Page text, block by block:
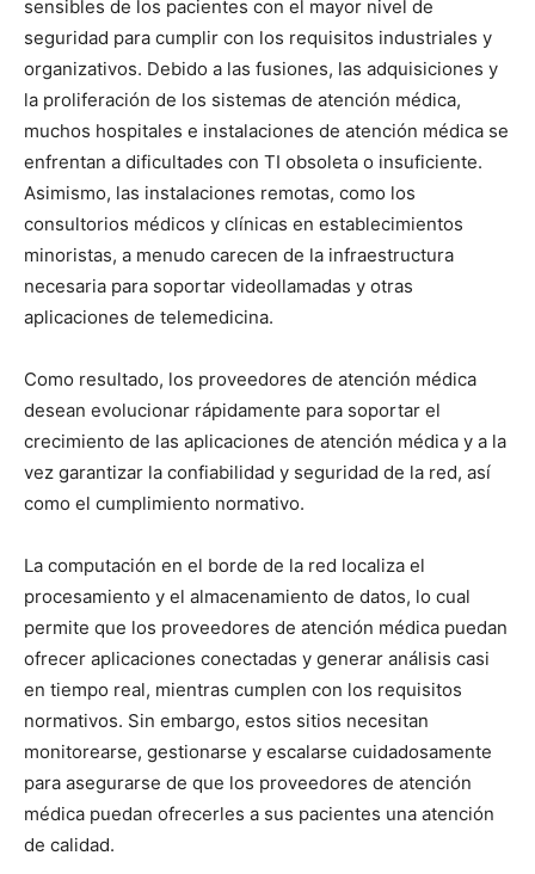
sensibles de los pacientes con el mayor nivel de
seguridad para cumplir con los requisitos industriales y
organizativos. Debido a las fusiones, las adquisiciones y
la proliferación de los sistemas de atención médica,
muchos hospitales e instalaciones de atención médica se
enfrentan a dificultades con TI obsoleta o insuficiente.
Asimismo, las instalaciones remotas, como los
consultorios médicos y clínicas en establecimientos
minoristas, a menudo carecen de la infraestructura
necesaria para soportar videollamadas y otras
aplicaciones de telemedicina.
Como resultado, los proveedores de atención médica
desean evolucionar rápidamente para soportar el
crecimiento de las aplicaciones de atención médica y a la
vez garantizar la confiabilidad y seguridad de la red, así
como el cumplimiento normativo.
La computación en el borde de la red localiza el
procesamiento y el almacenamiento de datos, lo cual
permite que los proveedores de atención médica puedan
ofrecer aplicaciones conectadas y generar análisis casi
en tiempo real, mientras cumplen con los requisitos
normativos. Sin embargo, estos sitios necesitan
monitorearse, gestionarse y escalarse cuidadosamente
para asegurarse de que los proveedores de atención
médica puedan ofrecerles a sus pacientes una atención
de calidad.